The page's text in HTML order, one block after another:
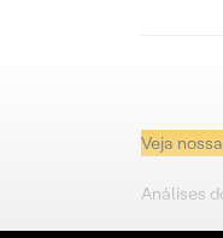
Veja
Análises